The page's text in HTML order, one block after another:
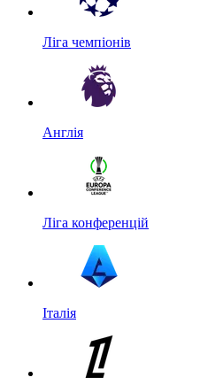
Ліга чемпіонів
Англія
Ліга конференцій
Італія